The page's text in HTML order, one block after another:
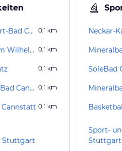
Wilhelmsplatz Stuttgart-Bad Cannstatt 0,1 km
Brunnenanlage auf dem Wilhelmsplatz 0,1 km
0,1 km
Marktstraße Stuttgart-Bad Cannstatt 0,1 km
0,1 km
Stuttgart
SoleBad
Sport-
Stuttgart